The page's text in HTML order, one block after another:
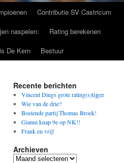
Contributie SV Castricum
naspelen:
Rating berekenen
De Kern Bestuur
Recente berichten
Vincent Dings grote rating(s)tijger
Wie van de drie?
Boeiende partij Thomas Broek!
Gianni knap 9e op NK!!
Frank en vrij!
Archieven
Archieven